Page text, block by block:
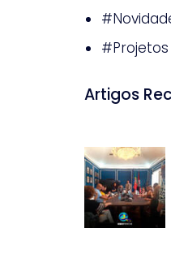
#Projetos
Artigos